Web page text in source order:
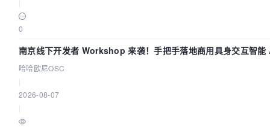
0
南京线下开发者 Workshop 来袭！手把手落地商用具身交互智
哈哈欧尼OSC
2026-08-07